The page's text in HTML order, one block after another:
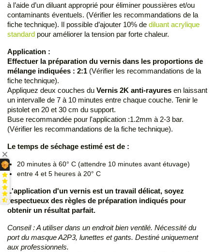
à l’aide d’un diluant approprié pour éliminer poussières et/ou
contaminants éventuels. (Vérifier les recommandations de la
fiche technique). Il possible d’ajouter 10% de diluant acrylique
standard pour améliorer la tension par forte chaleur.
Application :
Effectuer la préparation du vernis dans les proportions de
mélange indiquées : 2:1 (Vérifier les recommandations de la
fiche technique).
Appliquez deux couches du Vernis 2K anti-rayures en laissant
un intervalle de 7 à 10 minutes entre chaque couche. Tenir le
pistolet en 20 et 30 cm du support.
Buse recommandée pour l'application :1.2mm à 2-3 bar.
(Vérifier les recommandations de la fiche technique).
Le temps de séchage estimé est de :
20 minutes à 60° C (attendre 10 minutes avant étuvage)
entre 4 et 5 heures à 20° C
L'application d'un vernis est un travail délicat, soyez
respectueux des règles de préparation indiqués pour
obtenir un résultat parfait.
Conseil : A utiliser dans un endroit bien ventilé. Nécessité du
port du masque A2P3, lunettes et gants. Destiné uniquement
aux professionnels.